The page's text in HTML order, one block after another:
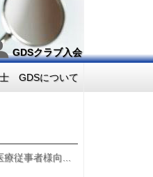
GDSクラブ入会
GDSについて
療従事者様向...